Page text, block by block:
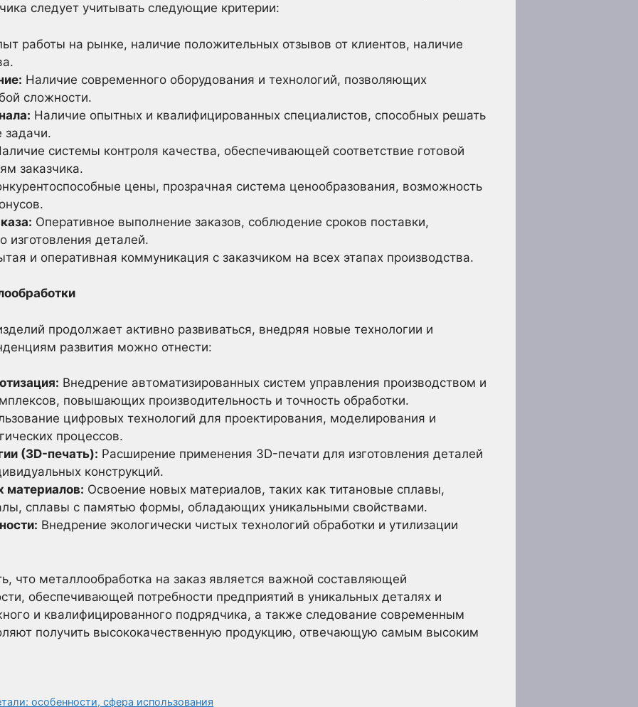
следует учитывать следующие критерии:
работы на рынке, наличие положительных отзывов от клиентов, наличие
Наличие современного оборудования и технологий, позволяющих
сложности.
Наличие опытных и квалифицированных специалистов, способных решать
задачи.
системы контроля качества, обеспечивающей соответствие готовой
заказчика.
цены, прозрачная система ценообразования, возможность
Оперативное выполнение заказов, соблюдение сроков поставки,
изготовления деталей.
и оперативная коммуникация с заказчиком на всех этапах производства.
продолжает активно развиваться, внедряя новые технологии и
развития можно отнести:
Внедрение автоматизированных систем управления производством и
повышающих производительность и точность обработки.
цифровых технологий для проектирования, моделирования и
процессов.
(3D-печать): Расширение применения 3D-печати для изготовления деталей
конструкций.
материалов: Освоение новых материалов, таких как титановые сплавы,
сплавы с памятью формы, обладающих уникальными свойствами.
Внедрение экологически чистых технологий обработки и утилизации
что металлообработка на заказ является важной составляющей
обеспечивающей потребности предприятий в уникальных деталях и
и квалифицированного подрядчика, а также следование современным
получить высококачественную продукцию, отвечающую самым высоким
особенности, сфера использования